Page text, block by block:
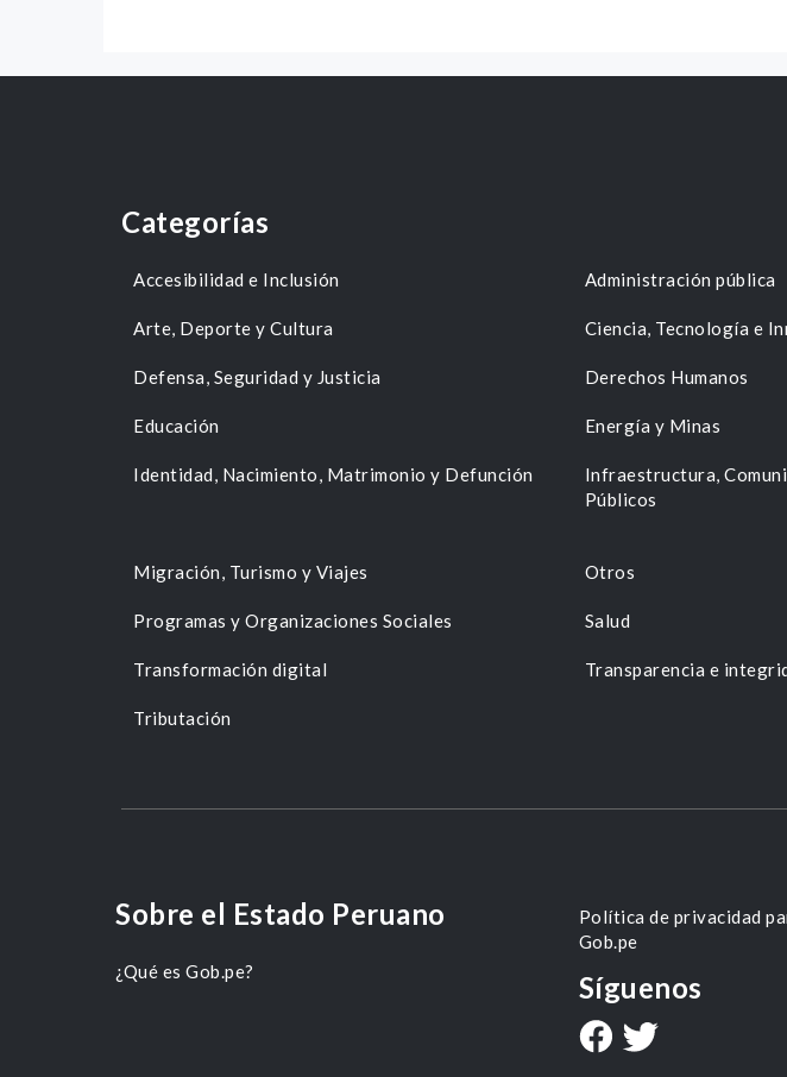
Categorías
Accesibilidad e Inclusión Administración pública
Arte, Deporte y Cultura Ciencia, Tecnología e
Defensa, Seguridad y Justicia Derechos Humanos
Educación Energía y Minas
Identidad, Nacimiento, Matrimonio y Defunción
Infraestructura,
Públicos
Migración, Turismo y Viajes Otros
Programas y Organizaciones Sociales Salud
Transformación digital Transparencia e
Tributación
Sobre el Estado Peruano
¿Qué es Gob.pe?
Política de privacidad
Gob.pe
Síguenos